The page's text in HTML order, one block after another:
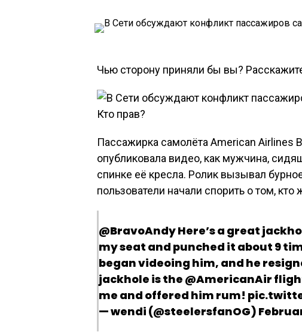
Чью сторону приняли бы вы?
Пассажирка самолёта American Airlines
опубликовала видео, как мужчина,
спинке её кресла. Ролик вызывал
пользователи начали спорить о том, кто
@BravoAndy Here’s a great
my seat and punched it about 9
began videoing him, and he
jackhole is the @AmericanAir
me and offered him rum!
— wendi (@steelersfanOG)